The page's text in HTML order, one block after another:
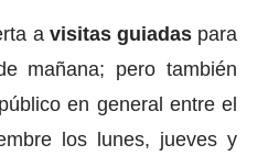
a visitas guiadaspara
mañana; pero también
en general entre el
los lunes, jueves y